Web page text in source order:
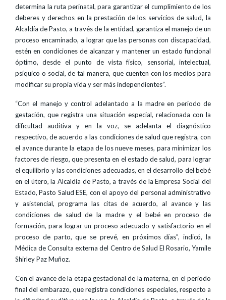
determina la ruta perinatal, para garantizar el cumplimiento de los
deberes y derechos en la prestación de los servicios de salud, la
Alcaldía de Pasto, a través de la entidad, garantiza el manejo de un
proceso encaminado, a lograr que las personas con discapacidad,
estén en condiciones de alcanzar y mantener un estado funcional
óptimo, desde el punto de vista físico, sensorial, intelectual,
psíquico o social, de tal manera, que cuenten con los medios para
modificar su propia vida y ser más independientes”.
“Con el manejo y control adelantado a la madre en periodo de
gestación, que registra una situación especial, relacionada con la
dificultad auditiva y en la voz, se adelanta el diagnóstico
respectivo, de acuerdo a las condiciones de salud que registra, con
el avance durante la etapa de los nueve meses, para minimizar los
factores de riesgo, que presenta en el estado de salud, para lograr
el equilibrio y las condiciones adecuadas, en el desarrollo del bebé
en el útero, la Alcaldía de Pasto, a través de la Empresa Social del
Estado, Pasto Salud ESE, con el apoyo del personal administrativo
y asistencial, programa las citas de acuerdo, al avance y las
condiciones de salud de la madre y el bebé en proceso de
formación, para lograr un proceso adecuado y satisfactorio en el
proceso de parto, que se prevé, en próximos días”, indicó, la
Médica de Consulta externa del Centro de Salud El Rosario, Yamile
Shirley Paz Muñoz.
Con el avance de la etapa gestacional de la materna, en el periodo
final del embarazo, que registra condiciones especiales, respecto a